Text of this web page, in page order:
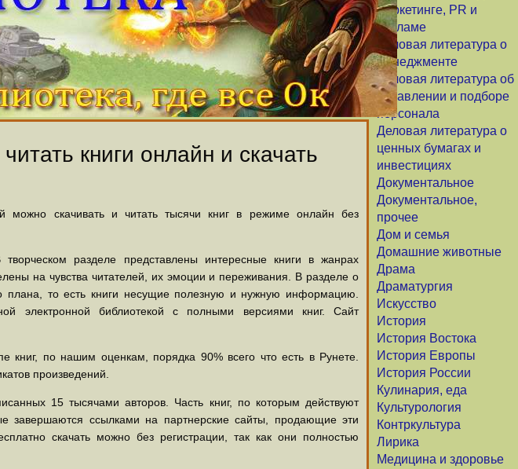
маркетинге, PR и
рекламе
Деловая литература о
менеджменте
Деловая литература об
управлении и подборе
персонала
Деловая литература о
ценных бумагах и
инвестициях
Документальное
Документальное,
прочее
Дом и семья
Домашние животные
Драма
Драматургия
Искусство
История
История Востока
История Европы
История России
Кулинария, еда
Культурология
Контркультура
Лирика
Медицина и здоровье
книги онлайн и скачать
можно скачивать и читать тысячи книг в режиме онлайн без
разделе представлены интересные книги в жанрах
на чувства читателей, их эмоции и переживания. В разделе о
плана, то есть книги несущие полезную и нужную информацию.
электронной библиотекой с полными версиями книг. Сайт
книг, по нашим оценкам, порядка 90% всего что есть в Рунете.
произведений.
15 тысячами авторов. Часть книг, по которым действуют
завершаются ссылками на партнерские сайты, продающие эти
скачать можно без регистрации, так как они полностью